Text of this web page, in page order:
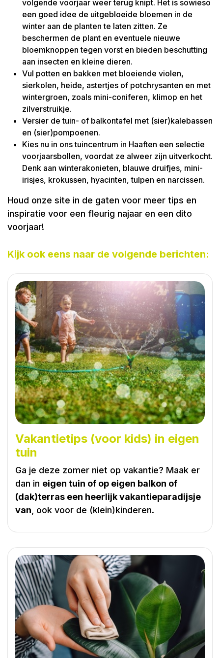
volgende voorjaar weer terug knipt. Het is sowieso
een goed idee de uitgebloeide bloemen in de
winter aan de planten te laten zitten. Ze
beschermen de plant en eventuele nieuwe
bloemknoppen tegen vorst en bieden beschutting
aan insecten en kleine dieren.
Vul potten en bakken met bloeiende violen,
sierkolen, heide, astertjes of potchrysanten en met
wintergroen, zoals mini-coniferen, klimop en het
zilverstruikje.
Versier de tuin- of balkontafel met (sier)kalebassen
en (sier)pompoenen.
Kies nu in ons tuincentrum in Haaften een selectie
voorjaarsbollen, voordat ze alweer zijn uitverkocht.
Denk aan winterakonieten, blauwe druifjes, mini-
irisjes, krokussen, hyacinten, tulpen en narcissen.
Houd onze site in de gaten voor meer tips en
inspiratie voor een fleurig najaar en een dito
voorjaar!
Kijk ook eens naar de volgende berichten:
Vakantietips (voor kids) in eigen
tuin
Ga je deze zomer niet op vakantie? Maak er
dan in eigen tuin of op eigen balkon of
(dak)terras een heerlijk vakantieparadijsje
van , ook voor de (klein)kinderen.